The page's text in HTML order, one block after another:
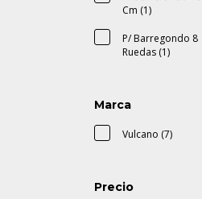
Cm (1)
P/ Barregondo 8
Ruedas (1)
Marca
Vulcano (7)
Precio